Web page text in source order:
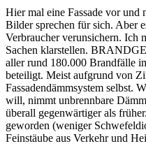
Hier mal eine Fassade vor
Bilder sprechen für sich. Aber
Verbraucher verunsichern. Ich
Sachen klarstellen.
aller rund 180.000 Brandfälle
beteiligt. Meist aufgrund von
Fassadendämmsystem selbst.
will, nimmt unbrennbare
überall gegenwärtiger als
geworden (weniger
Feinstäube aus Verkehr und